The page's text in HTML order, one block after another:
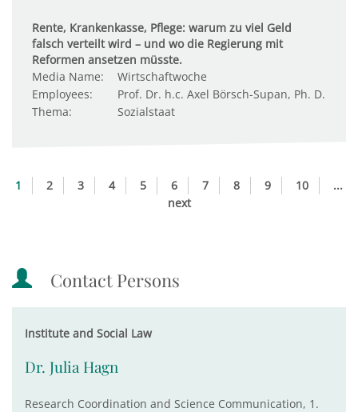
Rente, Krankenkasse, Pflege: warum zu viel Geld
falsch verteilt wird – und wo die Regierung mit
Reformen ansetzen müsste.
Media Name:
Wirtschaftwoche
Employees:
Prof. Dr. h.c. Axel Börsch-Supan, Ph. D.
Thema:
Sozialstaat
1 2 3 4 5 6 7 8 9 10
...
next
Contact Persons
Institute and Social Law
Dr. Julia Hagn
Research Coordination and Science Communication, 1.